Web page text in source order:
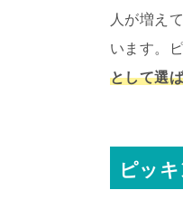
人が増え
います。
として選
ピッ